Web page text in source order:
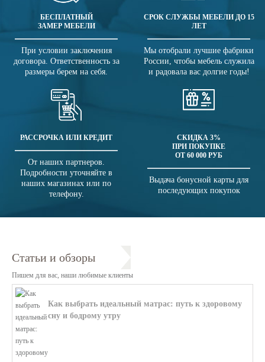
БЕСПЛАТНЫЙ
ЗАМЕР МЕБЕЛИ
При условии заключения
договора. Ответственность за
размеры берем на себя.
СРОК СЛУЖБЫ МЕБЕЛИ ДО 15
ЛЕТ
Мы отобрали лучшие фабрики
России, чтобы мебель служила
и радовала вас долгие годы!
РАССРОЧКА ИЛИ КРЕДИТ
От наших партнеров.
Подробности уточняйте в
наших магазинах или по
телефону.
СКИДКА 3%
ПРИ ПОКУПКЕ
ОТ 60 000 РУБ
Выдача бонусной карты для
последующих покупок
Статьи и обзоры
Пишем для вас, наши любимые клиенты
Как выбрать идеальный матрас: путь к здоровому
сну и бодрому утру